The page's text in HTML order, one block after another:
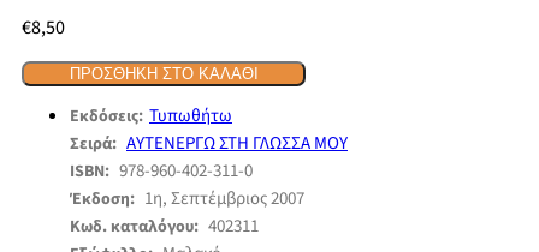
€8,50
ΠΡΟΣΘΉΚΗ ΣΤΟ ΚΑΛΆΘΙ
Εκδόσεις: Τυπωθήτω
Σειρά: ΑΥΤΕΝΕΡΓΩ ΣΤΗ ΓΛΩΣΣΑ ΜΟΥ
ISBN: 978-960-402-311-0
Έκδοση: 1η, Σεπτέμβριος 2007
Κωδ. καταλόγου: 402311